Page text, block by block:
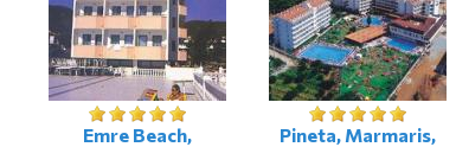
Emre Beach,
Pineta, Marmaris,